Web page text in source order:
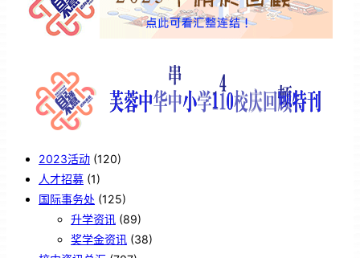
2023活动 (120)
人才招募 (1)
国际事务处 (125)
升学资讯 (89)
奖学金资讯 (38)